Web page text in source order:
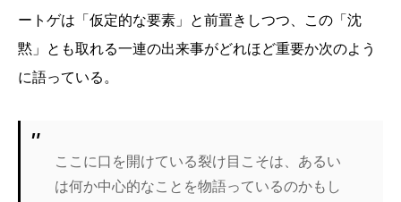
ートゲは「仮定的な要素」と前置きしつつ、この「沈
黙」とも取れる一連の出来事がどれほど重要か次のよう
に語っている。
ここに口を開けている裂け目こそは、あるい
は何か中心的なことを物語っているのかもし